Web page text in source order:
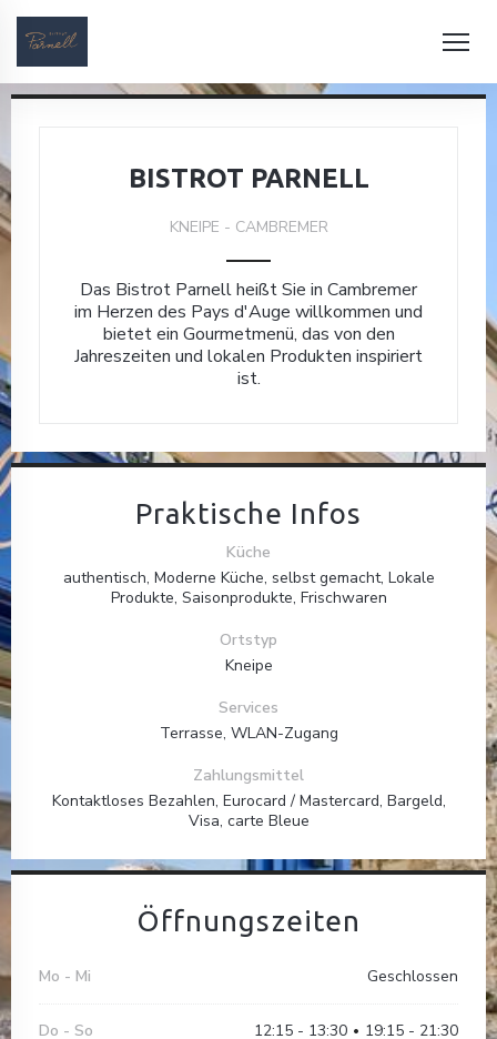
BISTROT PARNELL
KNEIPE - CAMBREMER
Das Bistrot Parnell heißt Sie in Cambremer
im Herzen des Pays d'Auge willkommen und
bietet ein Gourmetmenü, das von den
Jahreszeiten und lokalen Produkten inspiriert
ist.
Praktische Infos
Küche
authentisch, Moderne Küche, selbst gemacht, Lokale
Produkte, Saisonprodukte, Frischwaren
Ortstyp
Kneipe
Services
Terrasse, WLAN-Zugang
Zahlungsmittel
Kontaktloses Bezahlen, Eurocard / Mastercard, Bargeld,
Visa, carte Bleue
Öffnungszeiten
Mo - Mi Geschlossen
Do - So 12:15 - 13:30 • 19:15 - 21:30